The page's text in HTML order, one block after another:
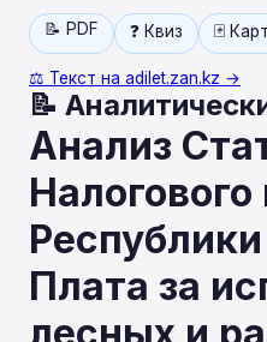
📝 PDF ❓ Квиз 🃏
⚖️ Текст на adilet.zan.kz →
📝
Анализ
Налогового
Плата за